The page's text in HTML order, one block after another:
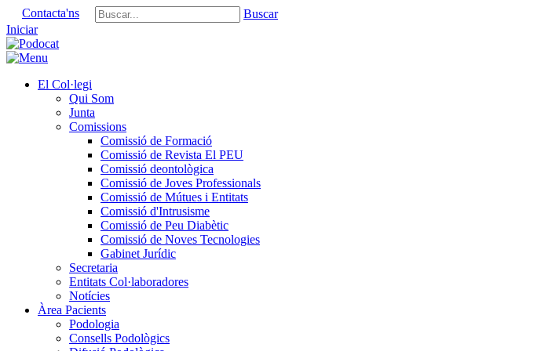
Contacta'ns
Buscar
Iniciar
El Col·legi
Qui Som
Junta
Comissions
Comissió de Formació
Comissió de Revista El PEU
Comissió deontològica
Comissió de Joves Professionals
Comissió de Mútues i Entitats
Comissió d'Intrusisme
Comissió de Peu Diabètic
Comissió de Noves Tecnologies
Gabinet Jurídic
Secretaria
Entitats Col·laboradores
Notícies
Àrea Pacients
Podologia
Consells Podològics